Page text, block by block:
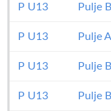
P U13 Pulje
P U13 Pulje
P U13 Pulje
P U13 Pulje